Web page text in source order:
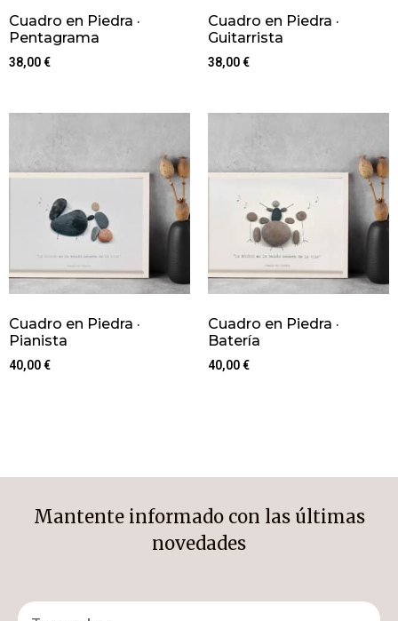
Cuadro en Piedra ·
Pentagrama
38,00€
Cuadro en Piedra ·
Guitarrista
38,00€
Cuadro en Piedra ·
Pianista
40,00€
Cuadro en Piedra ·
Batería
40,00€
Mantente informado con las últimas
novedades